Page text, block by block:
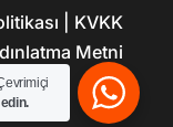
| KVKK
Metni